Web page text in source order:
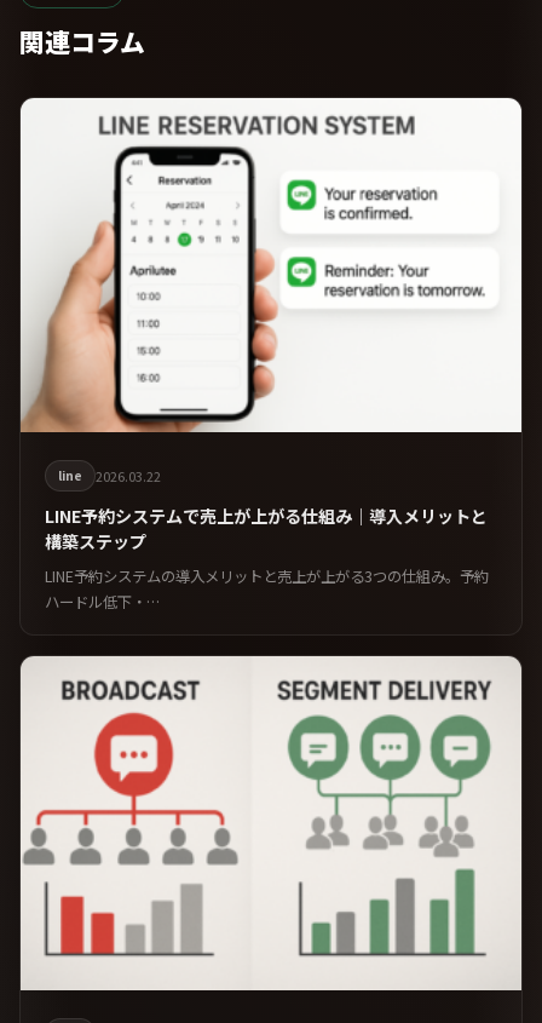
関連コラム
line 2026.03.22
LINE予約システムで売上が上がる仕組み｜導入メリットと
構築ステップ
LINE予約システムの導入メリットと売上が上がる3つの仕組み。予約
ハードル低下・…